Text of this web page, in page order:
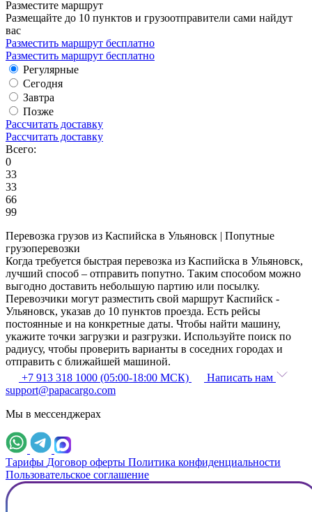
Разместите маршрут
Размещайте до 10 пунктов и грузоотправители сами найдут
вас
Разместить маршрут бесплатно
Разместить маршрут бесплатно
Регулярные
Сегодня
Завтра
Позже
Рассчитать доставку
Рассчитать доставку
Всего:
0
33
33
66
99
Перевозка грузов из Каспийска в Ульяновск | Попутные
грузоперевозки
Когда требуется быстрая перевозка из Каспийска в Ульяновск,
лучший способ – отправить попутно. Таким способом можно
выгодно доставить небольшую партию или посылку.
Перевозчики могут разместить свой маршрут Каспийск -
Ульяновск, указав до 10 пунктов проезда. Есть рейсы
постоянные и на конкретные даты. Чтобы найти машину,
укажите точки загрузки и разгрузки. Используйте поиск по
радиусу, чтобы проверить варианты в соседних городах и
отправить с ближайшей машиной.
+7 913 318 1000 (05:00-18:00 МСК)
Написать нам
support@papacargo.com
Мы в мессенджерах
Тарифы Договор оферты Политика конфиденциальности
Пользовательское соглашение